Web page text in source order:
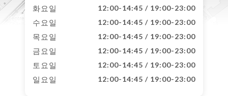
화요일 12:00-14:45 / 19:00-23:00
수요일 12:00-14:45 / 19:00-23:00
목요일 12:00-14:45 / 19:00-23:00
금요일 12:00-14:45 / 19:00-23:00
토요일 12:00-14:45 / 19:00-23:00
일요일 12:00-14:45 / 19:00-23:00